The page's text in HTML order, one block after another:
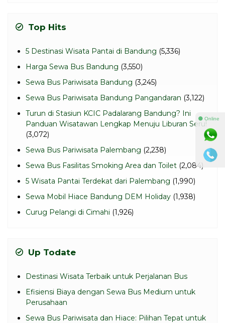
Top Hits
5 Destinasi Wisata Pantai di Bandung (5,336)
Harga Sewa Bus Bandung (3,550)
Sewa Bus Pariwisata Bandung (3,245)
Sewa Bus Pariwisata Bandung Pangandaran (3,122)
Turun di Stasiun KCIC Padalarang Bandung? Ini
Panduan Wisatawan Lengkap Menuju Liburan Seru!
(3,072)
Sewa Bus Pariwisata Palembang (2,238)
Sewa Bus Fasilitas Smoking Area dan Toilet (2,084)
5 Wisata Pantai Terdekat dari Palembang (1,990)
Sewa Mobil Hiace Bandung DEM Holiday (1,938)
Curug Pelangi di Cimahi (1,926)
Up Todate
Destinasi Wisata Terbaik untuk Perjalanan Bus
Efisiensi Biaya dengan Sewa Bus Medium untuk
Perusahaan
Sewa Bus Pariwisata dan Hiace: Pilihan Tepat untuk
⚫ Online